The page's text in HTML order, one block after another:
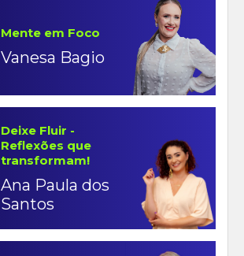
Mente em Foco
Vanesa Bagio
Deixe Fluir -
Reflexões que
transformam!
Ana Paula dos
Santos